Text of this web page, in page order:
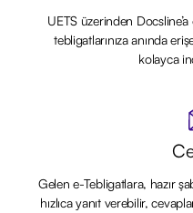
UETS üzerinden
tebligatlarınıza anında
kolayca
Gelen e-Tebligatlara, hazır
hızlıca yanıt verebilir,